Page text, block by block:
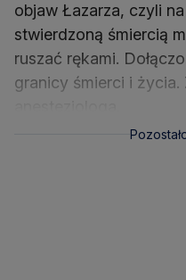
objaw Łazarza, czyli
stwierdzoną śmiercią
ruszać rękami.
granicy śmierci i